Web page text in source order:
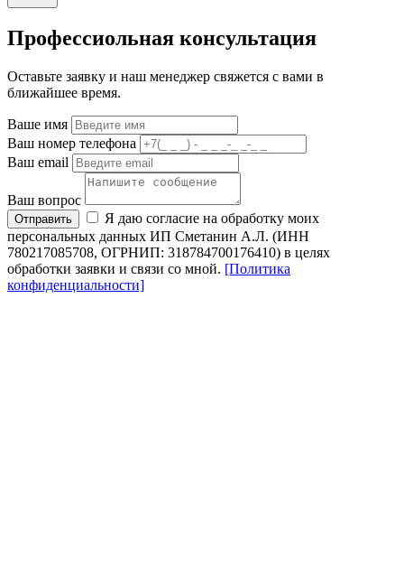
Профессиольная консультация
Оставьте заявку и наш менеджер свяжется с вами в
ближайшее время.
Ваше имя
Ваш номер телефона
Ваш email
Ваш вопрос
Отправить
Я даю согласие на обработку моих
персональных данных ИП Сметанин А.Л. (ИНН
780217085708, ОГРНИП: 318784700176410) в целях
обработки заявки и связи со мной. [Политика
конфиденциальности]